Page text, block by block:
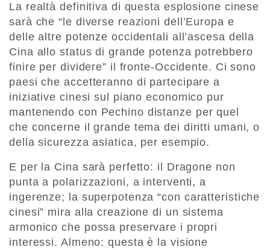
La realtà definitiva di questa esplosione cinese
sarà che “le diverse reazioni dell’Europa e
delle altre potenze occidentali all’ascesa della
Cina allo status di grande potenza potrebbero
finire per dividere” il fronte-Occidente. Ci sono
paesi che accetteranno di partecipare a
iniziative cinesi sul piano economico pur
mantenendo con Pechino distanze per quel
che concerne il grande tema dei diritti umani, o
della sicurezza asiatica, per esempio.
E per la Cina sarà perfetto: il Dragone non
punta a polarizzazioni, a interventi, a
ingerenze; la superpotenza “con caratteristiche
cinesi” mira alla creazione di un sistema
armonico che possa preservare i propri
interessi. Almeno: questa è la visione